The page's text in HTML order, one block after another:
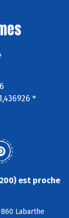
°
est proche
Labarthe